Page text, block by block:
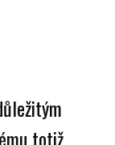
totiž